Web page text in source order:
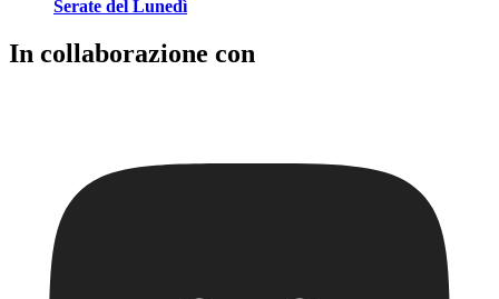
Serate del Lunedì
In collaborazione con